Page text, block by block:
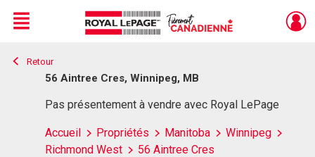
Live
En Direct
Menu
Retour
56 Aintree Cres, Winnipeg, MB
Pas présentement à vendre avec Royal LePage
Accueil Propriétés Manitoba
Winnipeg
Richmond West
56 Aintree Cres